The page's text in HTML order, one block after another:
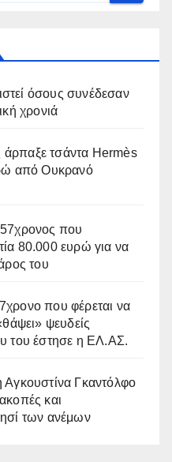
όσους συνέδεσαν
χρονιά
τσάντα Hermès
από Ουκρανό
που
80.000 ευρώ για να
του
που φέρεται να
ψευδείς
του έστησε η ΕΛ.ΑΣ.
Γκαντόλφο
και
των ανέμων